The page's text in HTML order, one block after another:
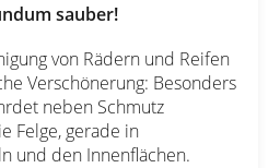
sauber!
von Rädern und Reifen
Verschönerung: Besonders
neben Schmutz
Felge, gerade in
und den Innenflächen.